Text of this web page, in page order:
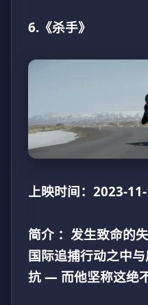
6.《杀手》
上映时间：2023-
简介 ：发生致命的
国际追捕行动之中
抗 — 而他坚称这绝